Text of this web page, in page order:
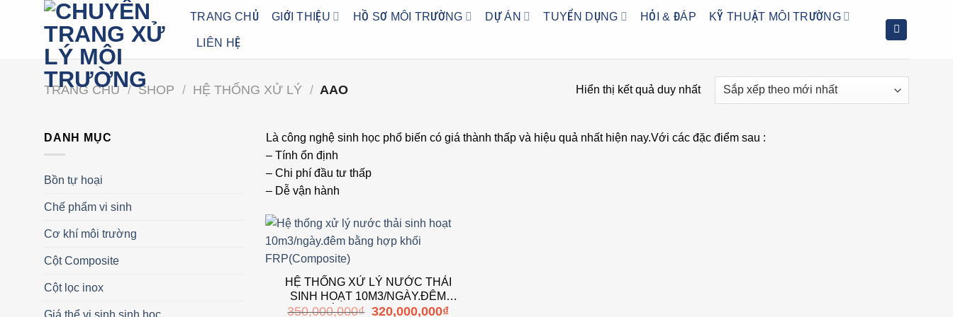
TRANG CHỦ GIỚI THIỆU HỒ SƠ MÔI TRƯỜNG DỰ ÁN TUYỂN DỤNG HỎI & ĐÁP KỸ THUẬT MÔI TRƯỜNG
LIÊN HỆ
TRANG CHỦ / SHOP / HỆ THỐNG XỬ LÝ / AAO Hiển thị kết quả duy nhất
DANH MỤC
Bồn tự hoại
Chế phẩm vi sinh
Cơ khí môi trường
Cột Composite
Cột lọc inox
Là công nghệ sinh học phổ biến có giá thành thấp và hiệu quả nhất hiện nay.Với các đặc điểm sau :
– Tính ổn định
– Chi phí đầu tư thấp
– Dễ vận hành
HỆ THỐNG XỬ LÝ NƯỚC THẢI
SINH HOẠT 10M3/NGÀY.ĐÊM
BẰNG HỢP KHỐI
350,000,000₫
Giá
320,000,000₫Giá